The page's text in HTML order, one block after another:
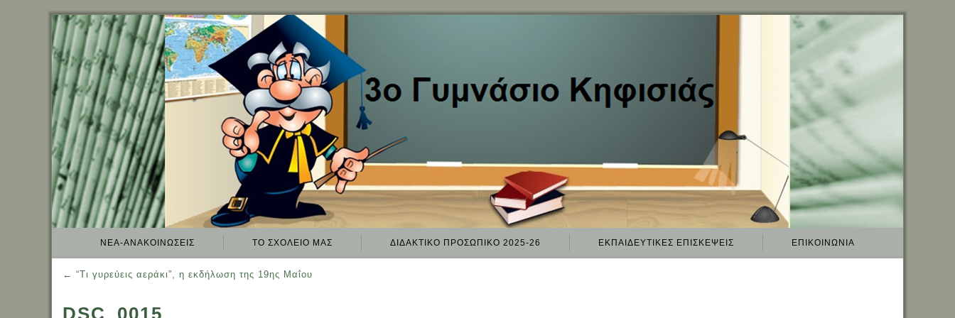
ΝΈΑ-ΑΝΑΚΟΙΝΏΣΕΙΣ TO ΣΧΟΛΕΊΟ ΜΑΣ ΔΙΔΑΚΤΙΚΌ ΠΡΟΣΩΠΙΚΌ 2025-26 ΕΚΠΑΙΔΕΥΤΙΚΈΣ ΕΠΙΣΚΈΨΕΙΣ ΕΠΙΚΟΙΝΩΝΊΑ
← “Τι γυρεύεις αεράκι”, η εκδήλωση της 19ης Μαΐου
DSC_0015